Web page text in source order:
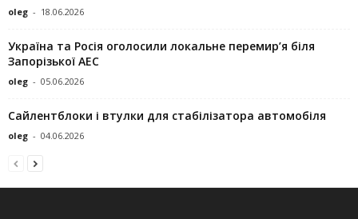
oleg - 18.06.2026
Україна та Росія оголосили локальне перемир’я біля
Запорізької АЕС
oleg - 05.06.2026
Сайлентблоки і втулки для стабілізатора автомобіля
oleg - 04.06.2026